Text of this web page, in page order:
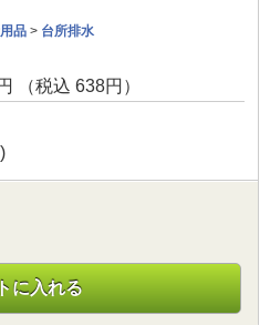
品 > 台所排水
（税込 638円）
に入れる